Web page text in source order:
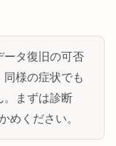
タ復旧の可否
様の症状でも
。まずは診断
めください。